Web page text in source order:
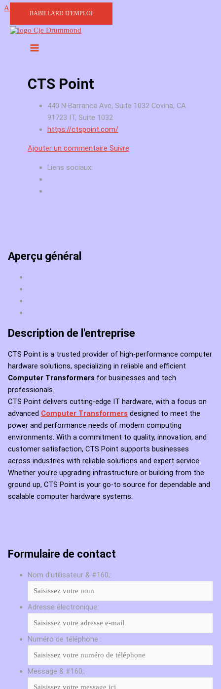
Aller au contenu
BABILLARD D'EMPLOI
CTS Point
440 N Barranca Ave, Suite 1032 Covina, CA
91723 IT, Suite 1032
https://ctspoint.com/
Ajouter un commentaire Suivre
Liens sociaux:
Aperçu général
Description de l'entreprise
CTS Point is a trusted provider of high-performance computer
hardware solutions, specializing in reliable and efficient
Computer Transformers for businesses and tech
professionals.
CTS Point delivers cutting-edge IT hardware, with a focus on
advanced Computer Transformers designed to meet the
power and performance needs of modern computing
environments. With a commitment to quality, innovation, and
customer satisfaction, CTS Point supports businesses
across industries with reliable solutions and expert service.
Whether you’re upgrading infrastructure or building from the
ground up, CTS Point is your go-to source for dependable and
scalable computer hardware systems.
Formulaire de contact
Nom d'utilisateur & #160;:
Adresse électronique:
Numéro de téléphone :
Message & #160;: